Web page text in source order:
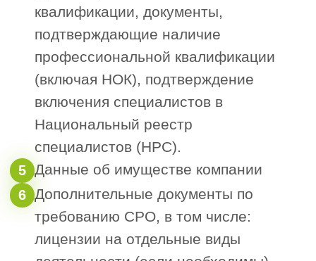
ответственности.
5. Финансовая стабильность и
надёжность компенсационного
фонда
финансовая устойчивость и
достаточные ресурсы в
компенсационном фонде.
Отсутствие претензий со
стороны контролирующих
органов, а также надёжный
резервный фонд — это залог
того, что организация сможет
защитить своих членов даже в
случае форс-мажоров.